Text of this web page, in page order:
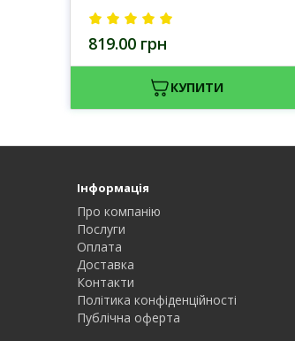
819.00 грн
КУПИТИ
Інформація
Про компанію
Послуги
Оплата
Доставка
Контакти
Політика конфіденційності
Публічна оферта